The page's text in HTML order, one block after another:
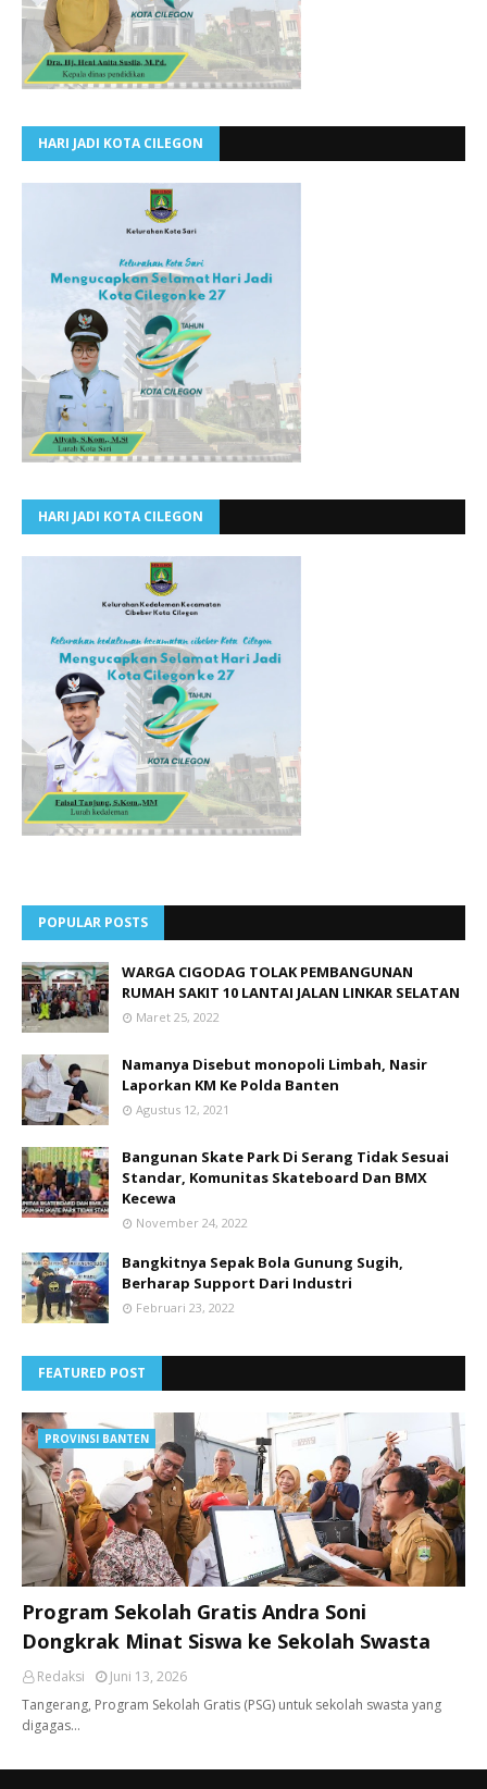
HARI JADI KOTA CILEGON
HARI JADI KOTA CILEGON
POPULAR POSTS
WARGA CIGODAG TOLAK PEMBANGUNAN
RUMAH SAKIT 10 LANTAI JALAN LINKAR SELATAN
Maret 25, 2022
Namanya Disebut monopoli Limbah, Nasir
Laporkan KM Ke Polda Banten
Agustus 12, 2021
Bangunan Skate Park Di Serang Tidak Sesuai
Standar, Komunitas Skateboard Dan BMX
Kecewa
November 24, 2022
Bangkitnya Sepak Bola Gunung Sugih,
Berharap Support Dari Industri
Februari 23, 2022
FEATURED POST
PROVINSI BANTEN
Program Sekolah Gratis Andra Soni
Dongkrak Minat Siswa ke Sekolah Swasta
Redaksi
Juni 13, 2026
Tangerang, ​Program Sekolah Gratis (PSG) untuk sekolah swasta yang
digagas…